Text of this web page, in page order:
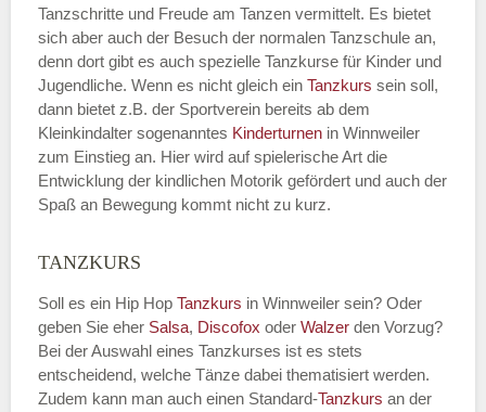
Name der Tanzschule
Kontakt E-Mail
Name des Tanzkurs*
Tanzschritte und Freude am Tanzen vermittelt. Es bietet
sich aber auch der Besuch der normalen Tanzschule an,
denn dort gibt es auch spezielle Tanzkurse für Kinder und
Jugendliche. Wenn es nicht gleich ein Tanzkurs sein soll,
dann bietet z.B. der Sportverein bereits ab dem
Kleinkindalter sogenanntes Kinderturnen in Winnweiler
zum Einstieg an. Hier wird auf spielerische Art die
Entwicklung der kindlichen Motorik gefördert und auch der
Spaß an Bewegung kommt nicht zu kurz.
TANZKURS
Soll es ein Hip Hop Tanzkurs in Winnweiler sein? Oder
geben Sie eher Salsa, Discofox oder Walzer den Vorzug?
Bei der Auswahl eines Tanzkurses ist es stets
entscheidend, welche Tänze dabei thematisiert werden.
Zudem kann man auch einen Standard-Tanzkurs an der